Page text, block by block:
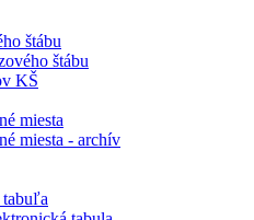
štábu
štábu
KŠ
miesta
miesta - archív
tabuľa